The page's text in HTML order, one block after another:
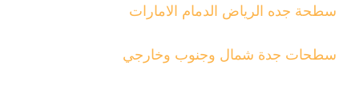
سطحة جده الرياض الدمام الامارات
سطحات جدة شمال وجنوب وخارجي